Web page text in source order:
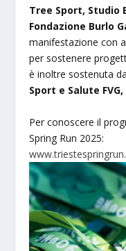
Tree Sport, Studio
Fondazione Burlo
manifestazione con
per sostenere
è inoltre sostenuta
Sport e Salute FVG,
Per conoscere il
Spring Run 2025: